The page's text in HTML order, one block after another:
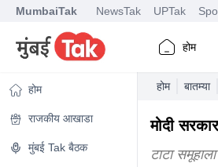
MumbaiTak NewsTak UPTak
होम
होम
राजकीय आखाडा
मुंबई Tak बैठक
होम बातम्या
मोदी
टाटा